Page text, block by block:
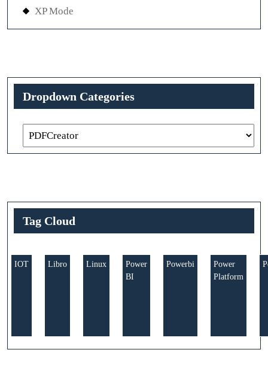
XP Mode
Dropdown Categories
Tag Cloud
IOT Libro Linux
Power
BI
Powerbi
Power
Platform